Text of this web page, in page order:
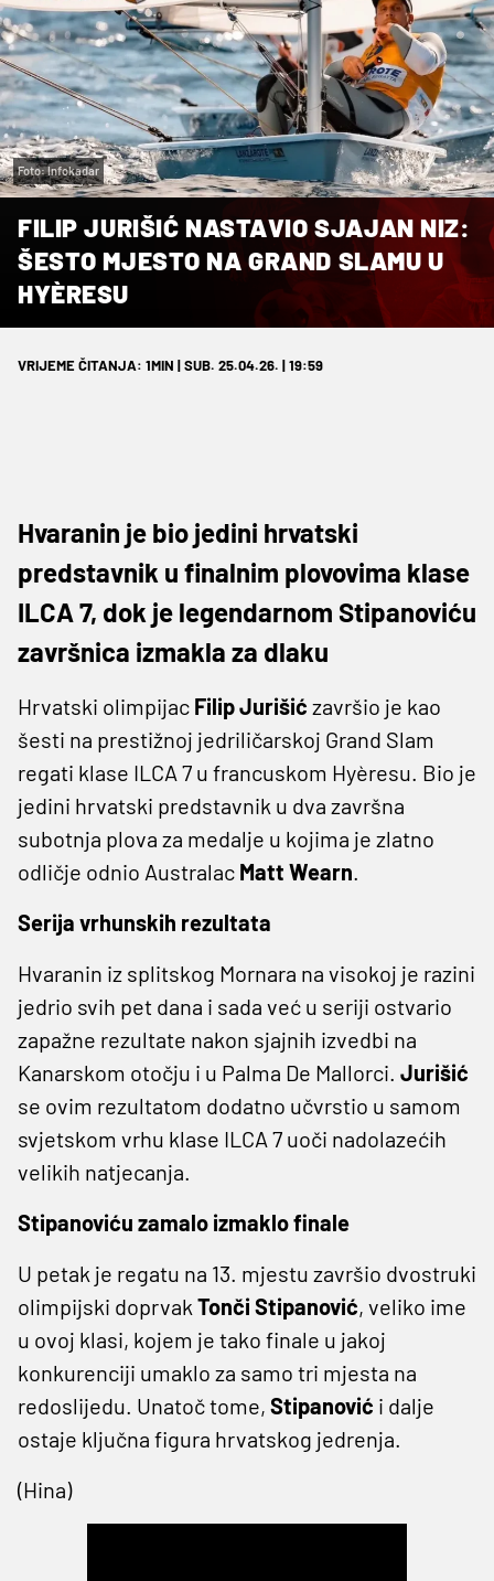
Foto: Infokadar
FILIP JURIŠIĆ NASTAVIO SJAJAN NIZ:
ŠESTO MJESTO NA GRAND SLAMU U
HYÈRESU
VRIJEME ČITANJA: 1MIN | SUB. 25.04.26. | 19:59
Hvaranin je bio jedini hrvatski
predstavnik u finalnim plovovima klase
ILCA 7, dok je legendarnom Stipanoviću
završnica izmakla za dlaku
Hrvatski olimpijac Filip Jurišić završio je kao
šesti na prestižnoj jedriličarskoj Grand Slam
regati klase ILCA 7 u francuskom Hyèresu. Bio je
jedini hrvatski predstavnik u dva završna
subotnja plova za medalje u kojima je zlatno
odličje odnio Australac Matt Wearn.
Serija vrhunskih rezultata
Hvaranin iz splitskog Mornara na visokoj je razini
jedrio svih pet dana i sada već u seriji ostvario
zapažne rezultate nakon sjajnih izvedbi na
Kanarskom otočju i u Palma De Mallorci. Jurišić
se ovim rezultatom dodatno učvrstio u samom
svjetskom vrhu klase ILCA 7 uoči nadolazećih
velikih natjecanja.
Stipanoviću zamalo izmaklo finale
U petak je regatu na 13. mjestu završio dvostruki
olimpijski doprvak Tonči Stipanović, veliko ime
u ovoj klasi, kojem je tako finale u jakoj
konkurenciji umaklo za samo tri mjesta na
redoslijedu. Unatoč tome, Stipanović i dalje
ostaje ključna figura hrvatskog jedrenja.
(Hina)